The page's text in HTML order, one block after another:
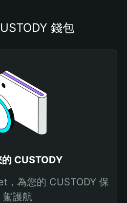
錢包
CUSTODY
，為您的 CUSTODY 保
駕護航